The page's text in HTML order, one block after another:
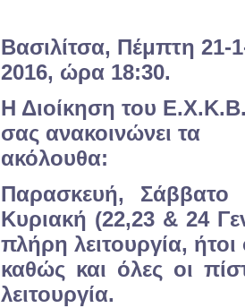
Βασιλίτσα, Πέμπτη 21-
2016, ώρα 18:30.
Η Διοίκηση του
σας ανακοινώνει τα
ακόλουθα:
Παρασκευή, Σάββατο
Κυριακή (22,23 & 24
πλήρη λειτουργία,
καθώς και όλες οι
λειτουργία.